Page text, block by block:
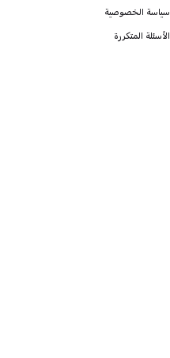
سياسة الخصوصية
الأسئلة المتكررة